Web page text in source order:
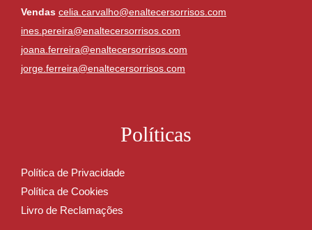
Vendas celia.carvalho@enaltecersorrisos.com
ines.pereira@enaltecersorrisos.com
joana.ferreira@enaltecersorrisos.com
jorge.ferreira@enaltecersorrisos.com
Políticas
Política de Privacidade
Política de Cookies
Livro de Reclamações